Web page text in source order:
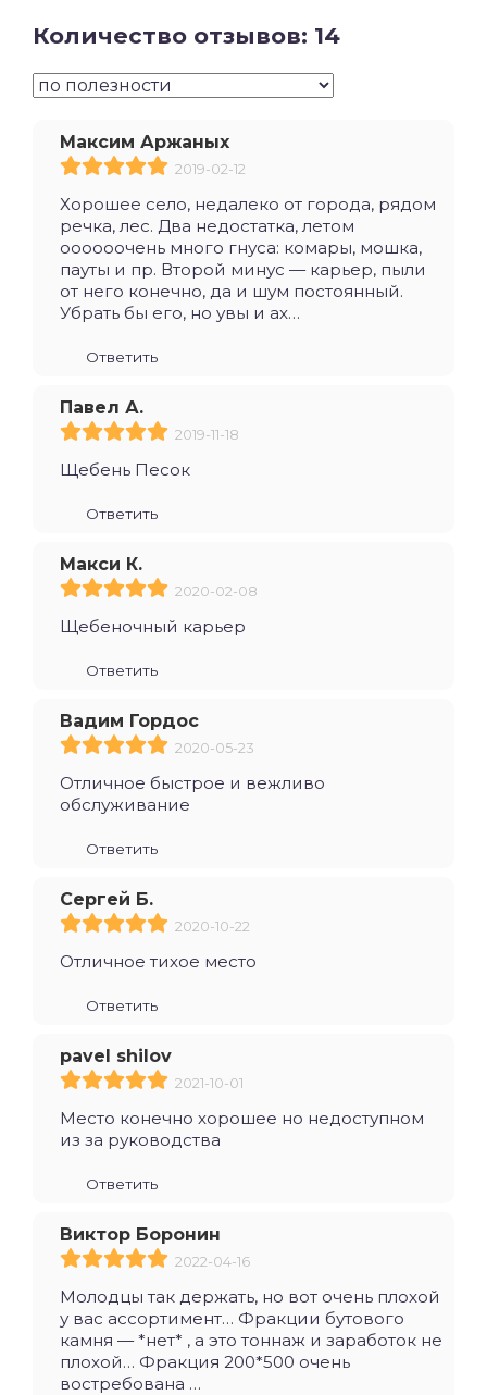
Количество отзывов: 14
Максим Аржаных
2019-02-12
Хорошее село, недалеко от города, рядом
речка, лес. Два недостатка, летом
оооооочень много гнуса: комары, мошка,
пауты и пр. Второй минус — карьер, пыли
от него конечно, да и шум постоянный.
Убрать бы его, но увы и ах…
Ответить
Павел А.
2019-11-18
Щебень Песок
Ответить
Макси К.
2020-02-08
Щебеночный карьер
Ответить
Вадим Гордос
2020-05-23
Отличное быстрое и вежливо
обслуживание
Ответить
Сергей Б.
2020-10-22
Отличное тихое место
Ответить
pavel shilov
2021-10-01
Место конечно хорошее но недоступном
из за руководства
Ответить
Виктор Боронин
2022-04-16
Молодцы так держать, но вот очень плохой
у вас ассортимент… Фракции бутового
камня — *нет* , а это тоннаж и заработок не
плохой… Фракция 200*500 очень
востребована …